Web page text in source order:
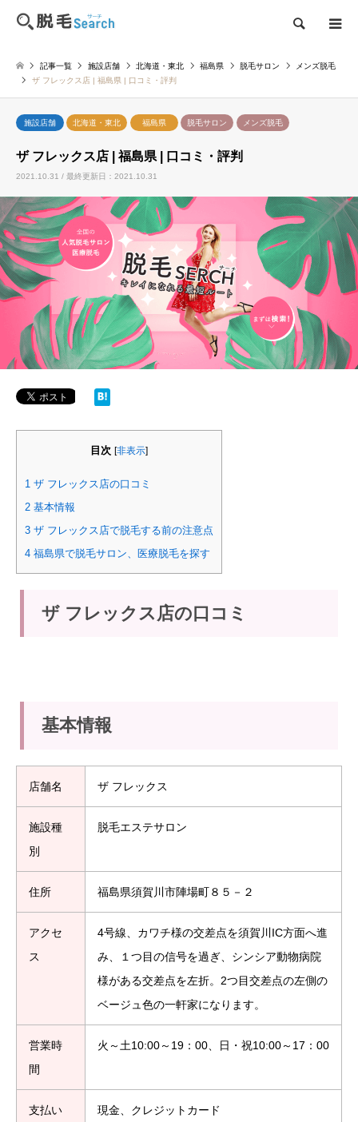
検索
記事一覧 施設店舗 北海道・東北 福島県 脱毛サロン
メンズ脱毛
ザ フレックス店 | 福島県 | 口コミ・評判
施設店舗 北海道・東北 福島県 脱毛サロン メンズ脱毛
ザ フレックス店 | 福島県 | 口コミ・評判
2021.10.31 / 最終更新日：2021.10.31
目次 [非表示]
1 ザ フレックス店の口コミ
2 基本情報
3 ザ フレックス店で脱毛する前の注意点
4 福島県で脱毛サロン、医療脱毛を探す
ザ フレックス店の口コミ
基本情報
店舗名 ザ フレックス
施設種
別
脱毛エステサロン
住所 福島県須賀川市陣場町８５－２
アクセ
ス
4号線、カワチ様の交差点を須賀川IC方面へ進
み、１つ目の信号を過ぎ、シンシア動物病院
様がある交差点を左折。2つ目交差点の左側の
ベージュ色の一軒家になります。
営業時
間
火～土10:00～19：00、日・祝10:00～17：00
支払い
現金、クレジットカード